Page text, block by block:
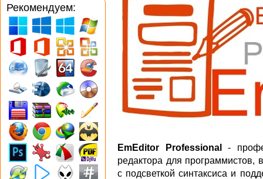
EmEditor Professional
-
редактора для программистов,
с подсветкой синтаксиса и
Рекомендуем: